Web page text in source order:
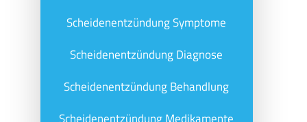
Scheidenentzündung Symptome
Scheidenentzündung Diagnose
Scheidenentzündung Behandlung
Scheidenentzündung Medikamente